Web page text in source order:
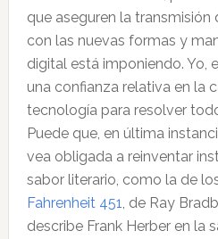
que aseguren la transmisión
con las nuevas formas y
digital está imponiendo. Yo,
una confianza relativa en la
tecnología para resolver
Puede que, en última
vea obligada a reinventar
sabor literario, como la de
Fahrenheit 451 , de Ray
describe Frank Herber en la